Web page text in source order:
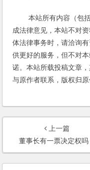
本站所有内容（包括
成法律意见，本站不对
体法律事务时，请洽询
供更好的服务，但不对
诺。本站所载投稿文章
与原作者联系，版权归原
上一篇
董事长有一票决定权吗